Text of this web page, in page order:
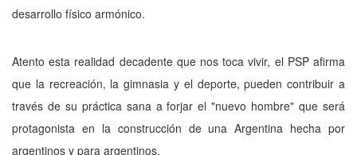
desarrollo físico armónico.
Atento esta realidad decadente que nos toca vivir, el PSP afirma
que la recreación, la gimnasia y el deporte, pueden contribuir a
través de su práctica sana a forjar el "nuevo hombre" que será
protagonista en la construcción de una Argentina hecha por
argentinos y para argentinos.